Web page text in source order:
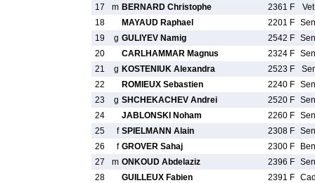
17
m BERNARD Christophe 2361 F
18
MAYAUD Raphael 2201 F
19
g GULIYEV Namig 2542 F
20
CARLHAMMAR Magnus 2324 F
21
g KOSTENIUK Alexandra 2523 F
22
ROMIEUX Sebastien 2240 F
23
g SHCHEKACHEV Andrei 2520 F
24
JABLONSKI Noham 2260 F
25
f SPIELMANN Alain 2308 F
26
f GROVER Sahaj 2300 F
27
m ONKOUD Abdelaziz 2396 F
28
GUILLEUX Fabien 2391 F